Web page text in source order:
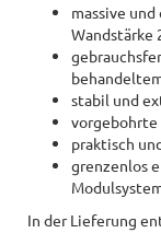
massive
Wandstärke
stabil und
vorgebohrte
praktisch
grenzenlos
In der Lieferung